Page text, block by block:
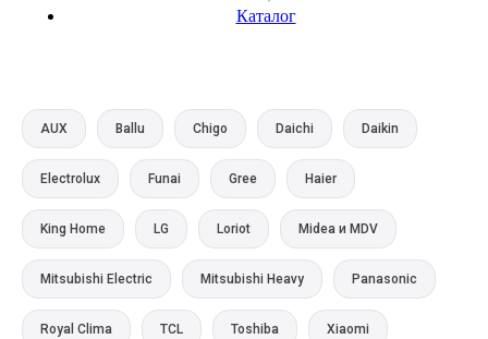
Каталог
AUX Ballu Chigo Daichi Daikin
Electrolux Funai Gree Haier
King Home LG Loriot Midea и MDV
Mitsubishi Electric Mitsubishi Heavy Panasonic
Royal Clima TCL Toshiba Xiaomi